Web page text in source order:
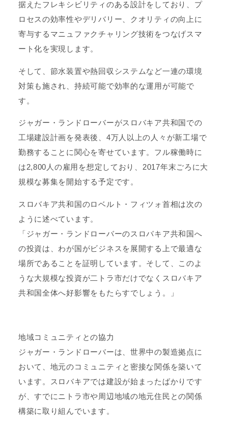
据えたフレキシビリティのある設計をしており、プ
ロセスの効率性やデリバリー、クオリティの向上に
寄与するマニュファクチャリング技術をつなげスマ
ート化を実現します。
そして、節水装置や熱回収システムなど一連の環境
対策も施され、持続可能で効率的な運用が可能で
す。
ジャガー・ランドローバーがスロバキア共和国での
工場建設計画を発表後、4万人以上の人々が新工場で
勤務することに関心を寄せています。フル稼働時に
は2,800人の雇用を想定しており、2017年末ごろに大
規模な募集を開始する予定です。
スロバキア共和国のロベルト・フィツォ首相は次の
ように述べています。
「ジャガー・ランドローバーのスロバキア共和国へ
の投資は、わが国がビジネスを展開する上で最適な
場所であることを証明しています。そして、このよ
うな大規模な投資が二トラ市だけでなくスロバキア
共和国全体へ好影響をもたらすでしょう。」
地域コミュニティとの協力
ジャガー・ランドローバーは、世界中の製造拠点に
おいて、地元のコミュニティと密接な関係を築いて
います。スロバキアでは建設が始まったばかりです
が、すでにニトラ市や周辺地域の地元住民との関係
構築に取り組んでいます。